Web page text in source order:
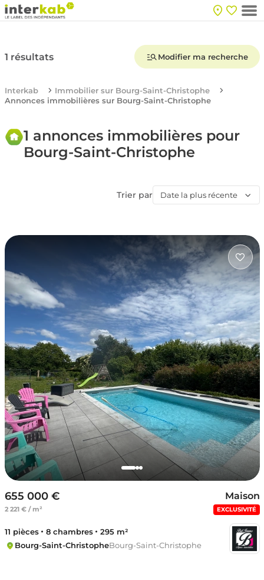
1 résultats Modifier ma recherche
Interkab
Immobilier sur Bourg-Saint-Christophe
Annonces immobilières sur Bourg-Saint-Christophe
1 annonces immobilières pour
Bourg-Saint-Christophe
Trier par Date la plus récente
655 000 €
2 221 € / m²
Maison
EXCLUSIVITÉ
11 pièces 8 chambres
295 m²
Bourg-Saint-ChristopheBourg-Saint-Christophe